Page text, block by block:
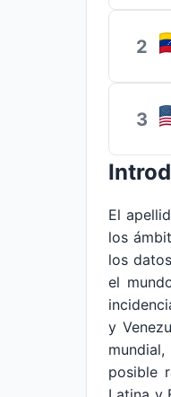
2
3
El
los
los
el
y
posible